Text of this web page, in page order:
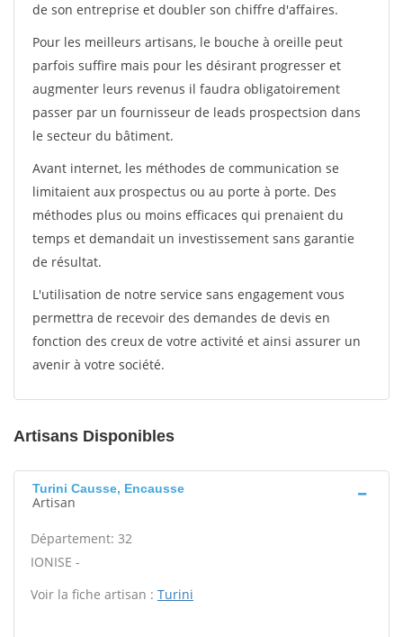
de son entreprise et doubler son chiffre d'affaires.
Pour les meilleurs artisans, le bouche à oreille peut
parfois suffire mais pour les désirant progresser et
augmenter leurs revenus il faudra obligatoirement
passer par un fournisseur de leads prospectsion dans
le secteur du bâtiment.
Avant internet, les méthodes de communication se
limitaient aux prospectus ou au porte à porte. Des
méthodes plus ou moins efficaces qui prenaient du
temps et demandait un investissement sans garantie
de résultat.
L'utilisation de notre service sans engagement vous
permettra de recevoir des demandes de devis en
fonction des creux de votre activité et ainsi assurer un
avenir à votre société.
Artisans Disponibles
Turini Causse, Encausse
Artisan
Département: 32
IONISE -
Voir la fiche artisan : Turini